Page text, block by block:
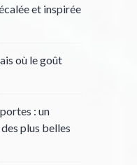
et inspirée
où le goût
: un
plus belles